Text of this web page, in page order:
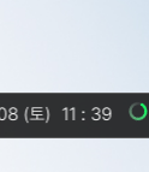
(토) 11 : 39